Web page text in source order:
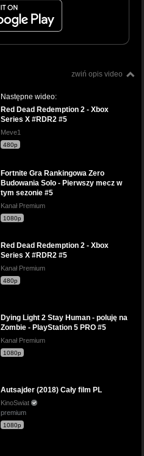
zwiń opis video
Następne wideo:
Red Dead Redemption 2 - Xbox
Series X #RDR2 #5
Meve1
480p
Fortnite Gra Rankingowa Zero
Budowania Solo - Pierwszy mecz w
tym sezonie #5
Kanał Premium
1080p
Red Dead Redemption 2 - Xbox
Series X #RDR2 #5
Kanał Premium
480p
Dying Light 2 Stay Human - poluję na
Zombie - PlayStation 5 PRO #5
Kanał Premium
1080p
Autsajder (2018) Cały film PL
KinoSwiat
premium
1080p